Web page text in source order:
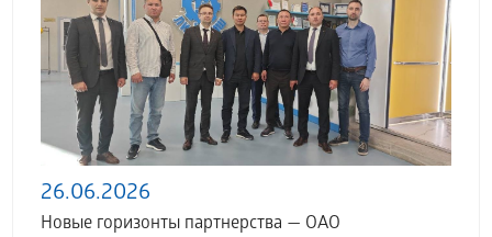
26.06.2026
Новые горизонты партнерства — ОАО